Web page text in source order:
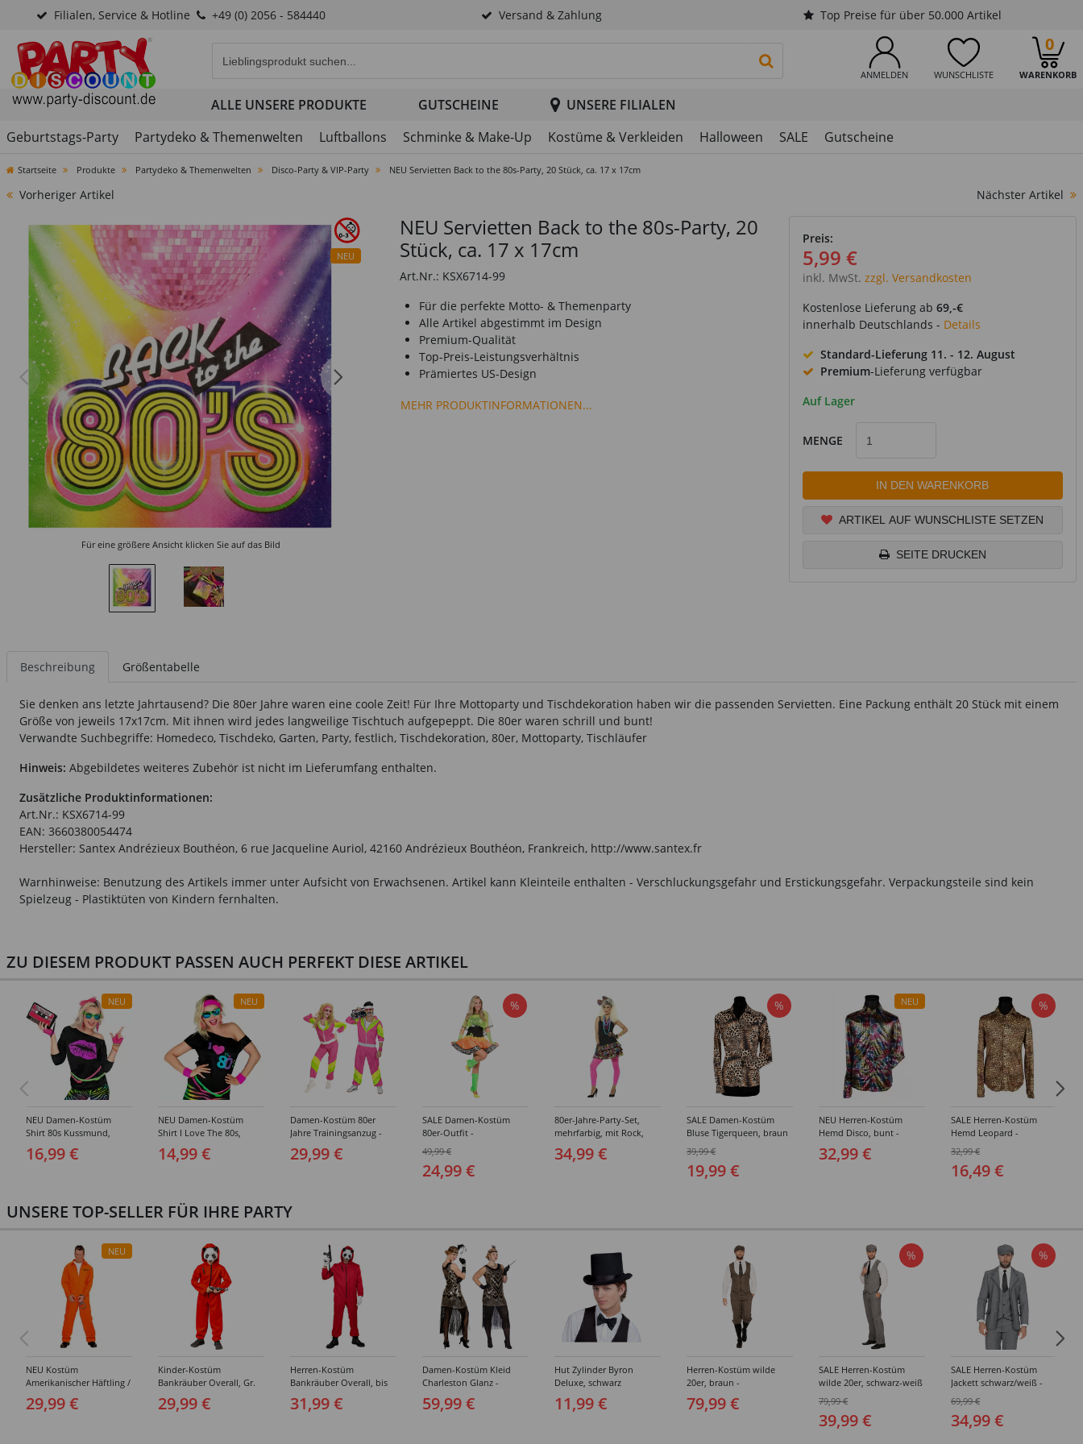
Filialen, Service & Hotline +49 (0) 2056 - 584440 Versand & Zahlung Top Preise für über 50.000 Artikel
ANMELDEN WUNSCHLISTE WARENKORB
0
PRODUKTSUCHE STARTEN
ALLE UNSERE PRODUKTE GUTSCHEINE
UNSERE FILIALEN
Geburtstags-Party
Partydeko & Themenwelten Luftballons Schminke & Make-Up Kostüme & Verkleiden Halloween SALE Gutscheine
Startseite Produkte Partydeko & Themenwelten Disco-Party & VIP-Party NEU Servietten Back to the 80s-Party, 20 Stück, ca. 17 x 17cm
Vorheriger Artikel Nächster Artikel
NEU
Für eine größere Ansicht klicken Sie auf das Bild
NEU Servietten Back to the 80s-Party, 20
Stück, ca. 17 x 17cm
Art.Nr.: KSX6714-99
Für die perfekte Motto- & Themenparty
Alle Artikel abgestimmt im Design
Premium-Qualität
Top-Preis-Leistungsverhältnis
Prämiertes US-Design
MEHR PRODUKTINFORMATIONEN...
Preis:
5,99 €
inkl. MwSt. zzgl. Versandkosten
Kostenlose Lieferung ab 69,-€
innerhalb Deutschlands - Details
Standard-Lieferung 11. - 12. August
Premium-Lieferung verfügbar
Auf Lager
MENGE
IN DEN WARENKORB
ARTIKEL AUF WUNSCHLISTE SETZEN
SEITE DRUCKEN
Beschreibung Größentabelle
Sie denken ans letzte Jahrtausend? Die 80er Jahre waren eine coole Zeit! Für Ihre Mottoparty und Tischdekoration haben wir die passenden Servietten. Eine Packung enthält 20 Stück mit einem
Größe von jeweils 17x17cm. Mit ihnen wird jedes langweilige Tischtuch aufgepeppt. Die 80er waren schrill und bunt!
Verwandte Suchbegriffe: Homedeco, Tischdeko, Garten, Party, festlich, Tischdekoration, 80er, Mottoparty, Tischläufer
Hinweis: Abgebildetes weiteres Zubehör ist nicht im Lieferumfang enthalten.
Zusätzliche Produktinformationen:
Art.Nr.: KSX6714-99
EAN: 3660380054474
Hersteller: Santex Andrézieux Bouthéon, 6 rue Jacqueline Auriol, 42160 Andrézieux Bouthéon, Frankreich, http://www.santex.fr
Warnhinweise: Benutzung des Artikels immer unter Aufsicht von Erwachsenen. Artikel kann Kleinteile enthalten - Verschluckungsgefahr und Erstickungsgefahr. Verpackungsteile sind kein
Spielzeug - Plastiktüten von Kindern fernhalten.
ZU DIESEM PRODUKT PASSEN AUCH PERFEKT DIESE ARTIKEL
NEU
NEU Damen-Kostüm
Shirt 80s Kussmund,
ärmellos - Verschiedene
Größen (S-XXL)
16,99 €
NEU
NEU Damen-Kostüm
Shirt I Love The 80s,
ärmellos - Verschiedene
Größen (S-XXL)
14,99 €
Damen-Kostüm 80er
Jahre Trainingsanzug -
Verschiedene Größen (S-
XL)
29,99 €
%
SALE Damen-Kostüm
80er-Outfit -
Verschiedene Größen
(34-46)
49,99 €
24,99 €
80er-Jahre-Party-Set,
mehrfarbig, mit Rock,
Kopfschmuck und
Halskette - Verschiedene
34,99 €
%
SALE Damen-Kostüm
Bluse Tigerqueen, braun
- Verschiedene Größen
(XS-XL)
39,99 €
19,99 €
NEU
NEU Herren-Kostüm
Hemd Disco, bunt -
verschiedene Größen (S-
XXXL)
32,99 €
%
SALE Herren-Kostüm
Hemd Leopard -
verschiedene Größen (S-
XXXL)
32,99 €
16,49 €
UNSERE TOP-SELLER FÜR IHRE PARTY
NEU
NEU Kostüm
Amerikanischer Häftling /
Sträfling, Overall, Orange
- verschiedene Größen
29,99 €
Kinder-Kostüm
Bankräuber Overall, Gr.
152-164
29,99 €
Herren-Kostüm
Bankräuber Overall, bis
190 cm
31,99 €
Damen-Kostüm Kleid
Charleston Glanz -
Verschiedene Größen (S-
XXL)
59,99 €
Hut Zylinder Byron
Deluxe, schwarz
11,99 €
Herren-Kostüm wilde
20er, braun -
Verschiedene Größen
(46-64)
79,99 €
%
SALE Herren-Kostüm
wilde 20er, schwarz-weiß
- Verschiedene Größen
(48-64)
79,99 €
39,99 €
%
SALE Herren-Kostüm
Jackett schwarz/weiß -
Verschiedene Größen
(48-64)
69,99 €
34,99 €